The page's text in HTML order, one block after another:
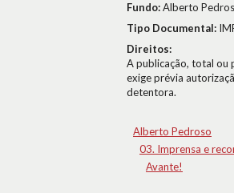
Fundo:Alberto
Tipo Documental:
Direitos:
A publicação, total ou
exige prévia
detentora.
Alberto Pedroso
03. Imprensa e
Avante!